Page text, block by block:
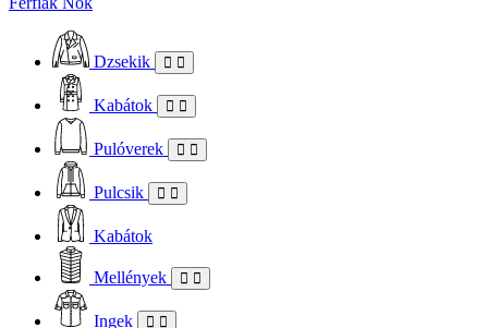
Dzsekik
Kabátok
Pulóverek
Pulcsik
Kabátok
Mellények
Ingek